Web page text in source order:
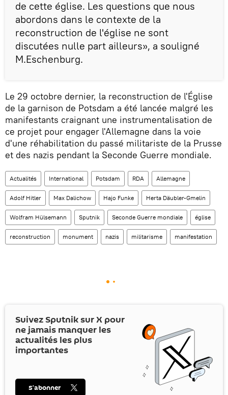
de cette église. Les questions que nous
abordons dans le contexte de la
reconstruction de l'église ne sont
discutées nulle part ailleurs», a souligné
M.Eschenburg.
Le 29 octobre dernier, la reconstruction de l'Église
de la garnison de Potsdam a été lancée malgré les
manifestants craignant une instrumentalisation de
ce projet pour engager l'Allemagne dans la voie
d'une réhabilitation du passé militariste de la Prusse
et des nazis pendant la Seconde Guerre mondiale.
Actualités International Potsdam RDA Allemagne
Adolf Hitler Max Dalichow Hajo Funke Herta Däubler-Gmelin
Wolfram Hülsemann Sputnik Seconde Guerre mondiale église
reconstruction monument nazis militarisme manifestation
Suivez Sputnik surX pour
ne jamais manquer les
actualités les plus
importantes
S’abonner